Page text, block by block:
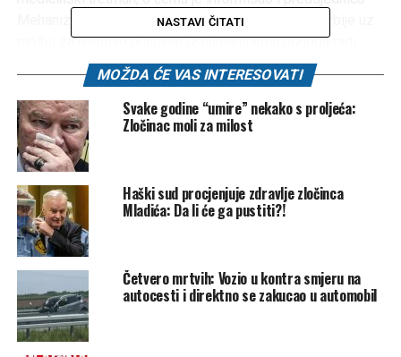
Mehanizma, kojoj je lično predao garancije vlade Srbije uz
molbu za njegovo puštanje iz humanitarnih razloga radi
liječenja u Srbiji.
– Mladić je u jako teškom stanju, slabo komunikativan –
naveo je Vujić, napominjući da se zločinac nalazi u
zatvorskoj bolnici.
– Republika Srbija je dala ozbiljne garancije i ostali smo
otvoreni da damo dodatne ukoliko Mehanizam smatra da je
to potrebno – objavilo je ministarstvo.
Vujić je naveo da planira da i u obraćanju Vijeću sigurnosti u
junu istakne ovo pitanje.
Međunarodni mehanizam za krivične sudove (MICT) u
Hagu odbio je u julu prošle godine zahtjev presuđenog
ratnog zločinca Ratka Mladića za privremeni dopust od
sedam dana radi posjete grobu i prisustvovanja žalovanju
povodom nedavne smrti člana porodice.
NASTAVI ČITATI
MOŽDA ĆE VAS INTERESOVATI
Svake godine “umire” nekako s proljeća:
Zločinac moli za milost
Haški sud procjenjuje zdravlje zločinca
Mladića: Da li će ga pustiti?!
Četvero mrtvih: Vozio u kontra smjeru na
autocesti i direktno se zakucao u automobil